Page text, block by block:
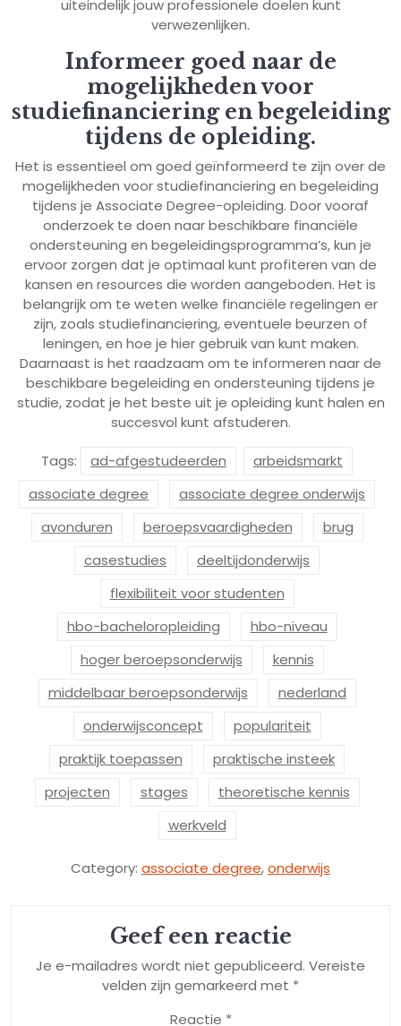
uiteindelijk jouw professionele doelen kunt
verwezenlijken.
Informeer goed naar de
mogelijkheden voor
studiefinanciering en begeleiding
tijdens de opleiding.
Het is essentieel om goed geïnformeerd te zijn over de
mogelijkheden voor studiefinanciering en begeleiding
tijdens je Associate Degree-opleiding. Door vooraf
onderzoek te doen naar beschikbare financiële
ondersteuning en begeleidingsprogramma’s, kun je
ervoor zorgen dat je optimaal kunt profiteren van de
kansen en resources die worden aangeboden. Het is
belangrijk om te weten welke financiële regelingen er
zijn, zoals studiefinanciering, eventuele beurzen of
leningen, en hoe je hier gebruik van kunt maken.
Daarnaast is het raadzaam om te informeren naar de
beschikbare begeleiding en ondersteuning tijdens je
studie, zodat je het beste uit je opleiding kunt halen en
succesvol kunt afstuderen.
Tags: ad-afgestudeerden
arbeidsmarkt
associate degree
associate degree onderwijs
avonduren
beroepsvaardigheden
brug
casestudies
deeltijdonderwijs
flexibiliteit voor studenten
hbo-bacheloropleiding
hbo-niveau
hoger beroepsonderwijs
kennis
middelbaar beroepsonderwijs
nederland
onderwijsconcept
populariteit
praktijk toepassen
praktische insteek
projecten
stages
theoretische kennis
werkveld
Category: associate degree,onderwijs
Geef een reactie
Je e-mailadres wordt niet gepubliceerd. Vereiste
velden zijn gemarkeerd met *
Reactie *